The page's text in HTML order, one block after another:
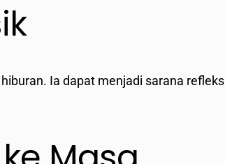
Ia dapat menjadi sarana